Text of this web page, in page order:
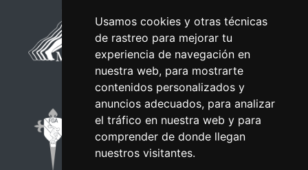
Usamos cookies y otras técnicas
de rastreo para mejorar tu
experiencia de navegación en
nuestra web, para mostrarte
contenidos personalizados y
anuncios adecuados, para analizar
el tráfico en nuestra web y para
comprender de donde llegan
nuestros visitantes.